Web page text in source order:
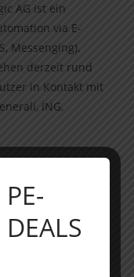
AG ist ein
via E-
Messenging).
derzeit rund
in Kontakt mit
ING,
seine
Landschaft
PE-
DEALS